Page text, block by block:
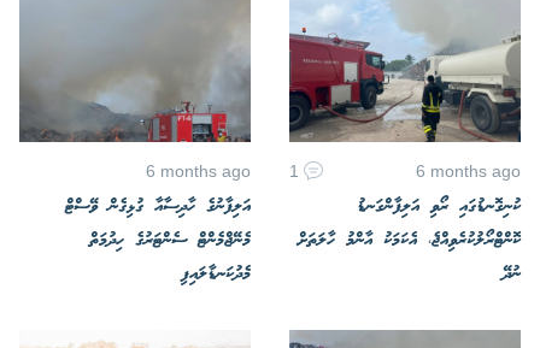
6 months ago
1
ކުނިގޮނޑުގައި ރޯވި އަލިފާންގަނޑު
ކޮންޓްރޯލުކުރެވިއްޖެ، އެކަމަކު އާންމު ހާލަތަށް
ނުދޭ
6 months ago
އަލިފާނުގެ ހާދިސާއާ ގުޅިގެން ވޭސްޓް
މެނޭޖްމެންޓް ސެންޓަރުގެ ހިދުމަތް
މެދުކަނޑާލައިފި